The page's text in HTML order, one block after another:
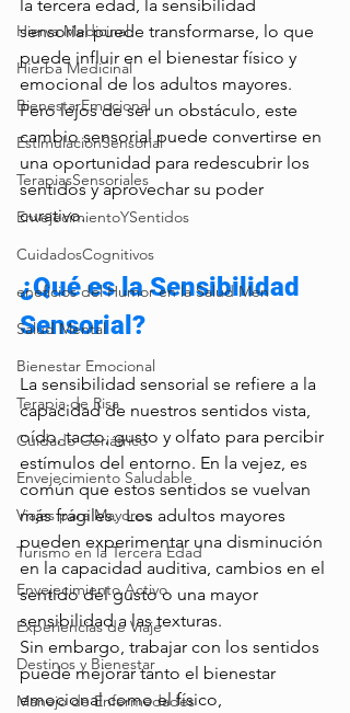
Hierva Medicinal
Hierba Medicinal
BienestarEmocional
EstimulaciónSensorial
TerapiasSensoriales
EnvejecimientoYSentidos
CuidadosCognitivos
eneficios del Humor en la Salud Men
Salud Mental
Bienestar Emocional
Terapia de Risa
Cuidado Geriátrico
Envejecimiento Saludable
Viajes para Mayores
Turismo en la Tercera Edad
Envejecimiento Activo
Experiencias de Viaje
Destinos y Bienestar
Manejo de Enfermedades
la tercera edad, la sensibilidad
sensorial puede transformarse, lo que
puede influir en el bienestar físico y
emocional de los adultos mayores.
Pero lejos de ser un obstáculo, este
cambio sensorial puede convertirse en
una oportunidad para redescubrir los
sentidos y aprovechar su poder
curativo.
¿Qué es la Sensibilidad
Sensorial?
La sensibilidad sensorial se refiere a la
capacidad de nuestros sentidos vista,
oído, tacto, gusto y olfato para percibir
estímulos del entorno. En la vejez, es
común que estos sentidos se vuelvan
más frágiles.  Los adultos mayores
pueden experimentar una disminución
en la capacidad auditiva, cambios en el
sentido del gusto o una mayor
sensibilidad a las texturas.
Sin embargo, trabajar con los sentidos
puede mejorar tanto el bienestar
emocional como el físico,